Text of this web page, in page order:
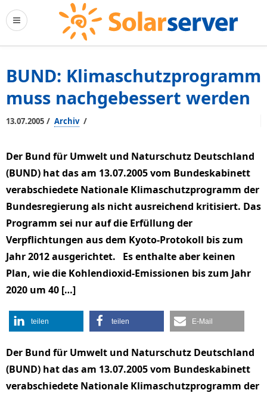
BUND: Klimaschutzprogramm
muss nachgebessert werden
13.07.2005 / Archiv /
Der Bund für Umwelt und Naturschutz Deutschland
(BUND) hat das am 13.07.2005 vom Bundeskabinett
verabschiedete Nationale Klimaschutzprogramm der
Bundesregierung als nicht ausreichend kritisiert. Das
Programm sei nur auf die Erfüllung der
Verpflichtungen aus dem Kyoto-Protokoll bis zum
Jahr 2012 ausgerichtet. Es enthalte aber keinen
Plan, wie die Kohlendioxid-Emissionen bis zum Jahr
2020 um 40 […]
teilen teilen E-Mail
Der Bund für Umwelt und Naturschutz Deutschland
(BUND) hat das am 13.07.2005 vom Bundeskabinett
verabschiedete Nationale Klimaschutzprogramm der